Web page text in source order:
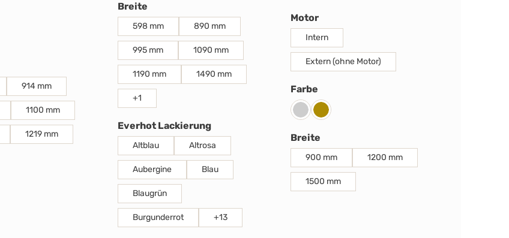
914 mm
1100 mm
1219 mm
Breite
598 mm 890 mm
995 mm 1090 mm
1190 mm 1490 mm
+1
Everhot Lackierungauswählen
Altblau Altrosa
Aubergine Blau
Blaugrün
Burgunderrot +13
Motorauswählen
Intern
Extern (ohne Motor)
Farbeauswählen
EdelstahlRAL-Farbe
Breiteauswählen
900 mm 1200 mm
1500 mm